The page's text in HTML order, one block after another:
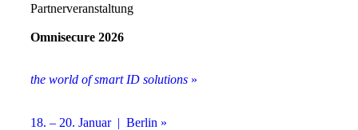
Partnerveranstaltung
Omnisecure 2026
the world of smart ID solutions »
18. – 20. Januar | Berlin »